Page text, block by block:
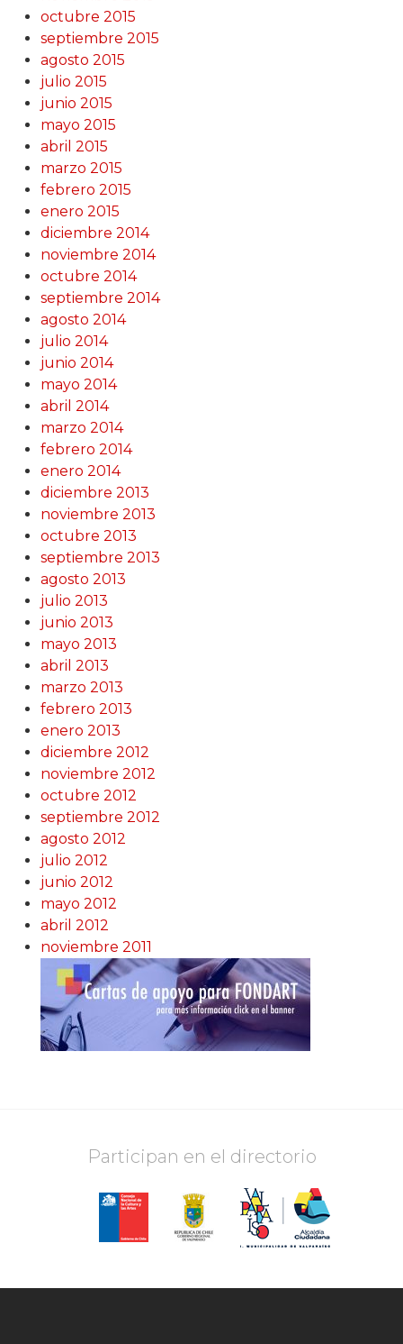
octubre 2015
septiembre 2015
agosto 2015
julio 2015
junio 2015
mayo 2015
abril 2015
marzo 2015
febrero 2015
enero 2015
diciembre 2014
noviembre 2014
octubre 2014
septiembre 2014
agosto 2014
julio 2014
junio 2014
mayo 2014
abril 2014
marzo 2014
febrero 2014
enero 2014
diciembre 2013
noviembre 2013
octubre 2013
septiembre 2013
agosto 2013
julio 2013
junio 2013
mayo 2013
abril 2013
marzo 2013
febrero 2013
enero 2013
diciembre 2012
noviembre 2012
octubre 2012
septiembre 2012
agosto 2012
julio 2012
junio 2012
mayo 2012
abril 2012
noviembre 2011
Participan en el directorio